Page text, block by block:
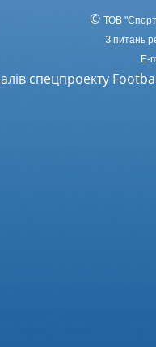
© ТОВ
З питань
E-
спецпроекту